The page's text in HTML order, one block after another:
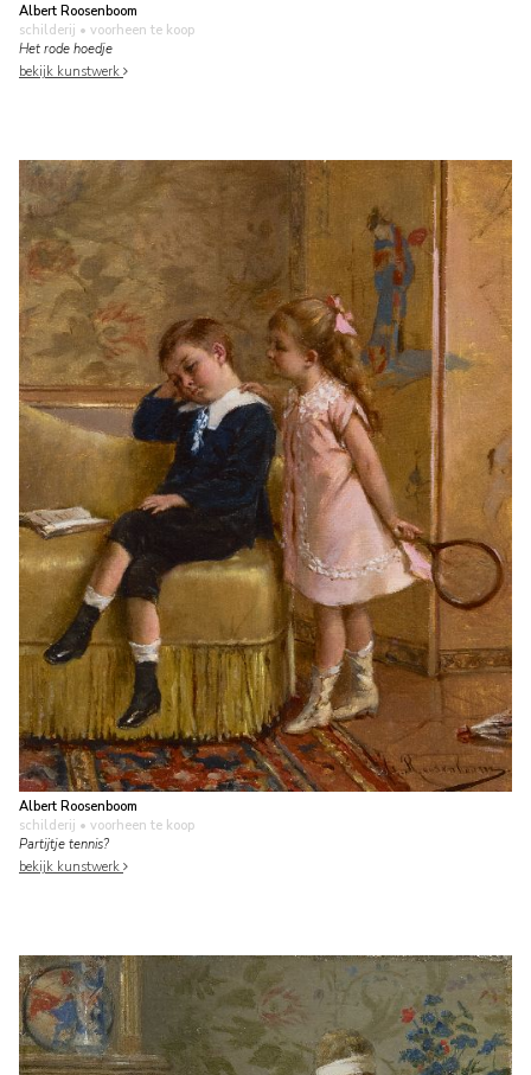
Albert Roosenboom
schilderij • voorheen te koop
Het rode hoedje
bekijk kunstwerk
Albert Roosenboom
schilderij • voorheen te koop
Partijtje tennis?
bekijk kunstwerk